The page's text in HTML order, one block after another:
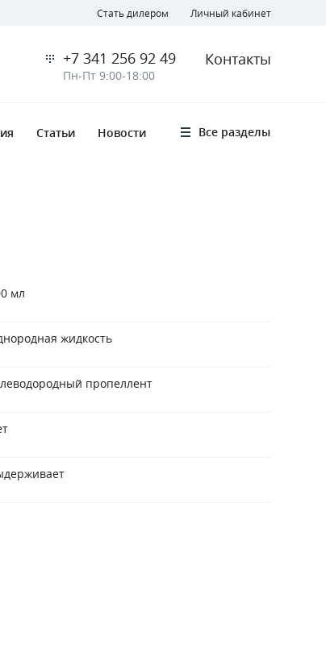
Стать дилером Личный кабинет
+7 341 256 92 49
Пн-Пт 9:00-18:00
Контакты
Статьи Новости Все разделы
мл
жидкость
пропеллент